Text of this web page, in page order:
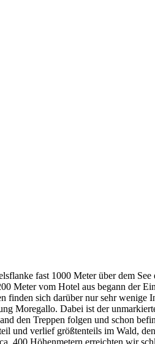
fast 1000 Meter über dem
Meter vom Hotel aus begann der
sich darüber nur sehr wenige
Moregallo. Dabei ist der
den Treppen folgen und schon
und verlief größtenteils im Wald,